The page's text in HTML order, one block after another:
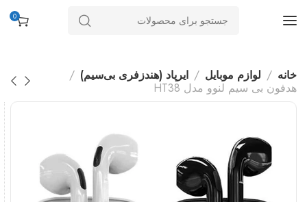
خانه لوازم موبایل
ایرپاد (هندزفری بی‌سیم)
هدفون بی سیم لنوو مدل HT38